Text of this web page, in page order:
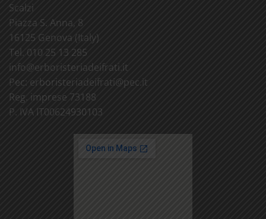
Scalzi
Piazza S. Anna, 8
16125 Genova (Italy)
Tel. 010 25 13 285
info@erboristeriadeifrati.it
Pec: erboristeriadeifrati@pec.it
Reg. imprese 73188
P. IVA IT00624930103